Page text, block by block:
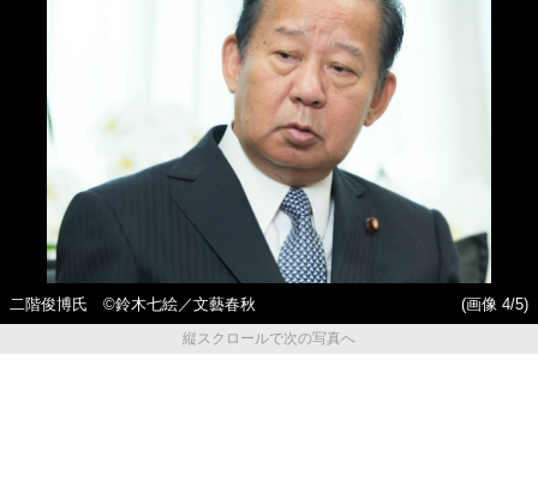
二階俊博氏 ©鈴木七絵／文藝春秋
(画像 4/5)
縦スクロールで次の写真へ